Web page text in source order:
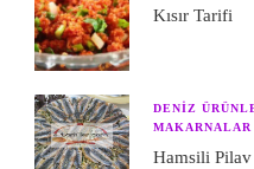
Kısır Tarifi
DENIZ
Hamsili